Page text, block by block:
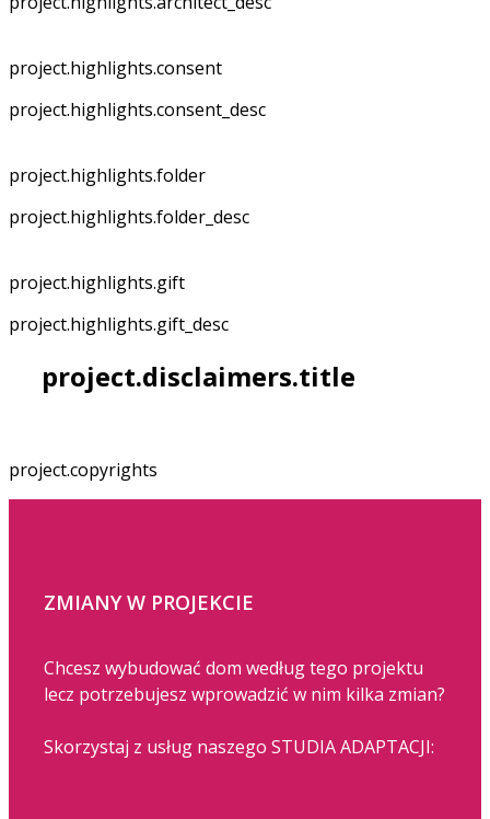
project.highlights.consent
project.highlights.consent_desc
project.highlights.folder
project.highlights.folder_desc
project.highlights.gift
project.highlights.gift_desc
project.disclaimers.title
project.copyrights
ZMIANY W PROJEKCIE
Chcesz wybudować dom według tego projektu
lecz potrzebujesz wprowadzić w nim kilka zmian?
Skorzystaj z usług naszego STUDIA ADAPTACJI: